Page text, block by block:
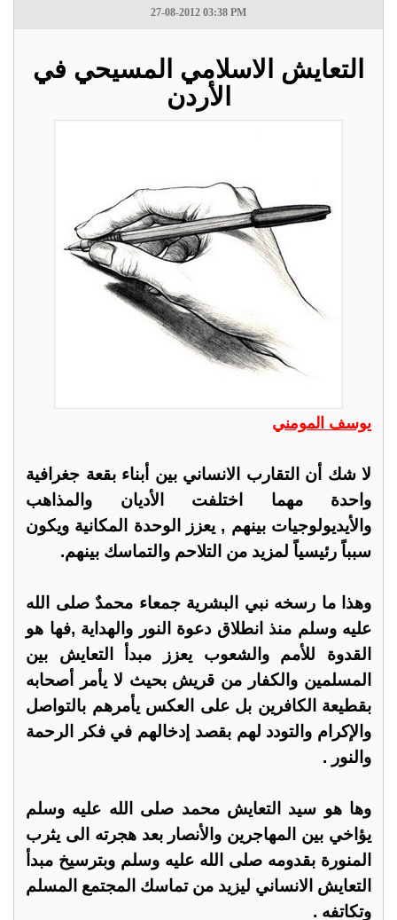
27-08-2012 03:38 PM
التعايش الاسلامي المسيحي في
الأردن
يوسف المومني
لا شك أن التقارب الانساني بين أبناء بقعة جغرافية
واحدة مهما اختلفت الأديان والمذاهب
والأيديولوجيات بينهم , يعزز الوحدة المكانية ويكون
سبباً رئيسياً لمزيد من التلاحم والتماسك بينهم.
وهذا ما رسخه نبي البشرية جمعاء محمدٌ صلى الله
عليه وسلم منذ انطلاق دعوة النور والهداية ,فها هو
القدوة للأمم والشعوب يعزز مبدأ التعايش بين
المسلمين والكفار من قريش بحيث لا يأمر أصحابه
بقطيعة الكافرين بل على العكس يأمرهم بالتواصل
والإكرام والتودد لهم بقصد إدخالهم في فكر الرحمة
والنور .
وها هو سيد التعايش محمد صلى الله عليه وسلم
يؤاخي بين المهاجرين والأنصار بعد هجرته الى يثرب
المنورة بقدومه صلى الله عليه وسلم وبترسيخ مبدأ
التعايش الانساني ليزيد من تماسك المجتمع المسلم
وتكاتفه .